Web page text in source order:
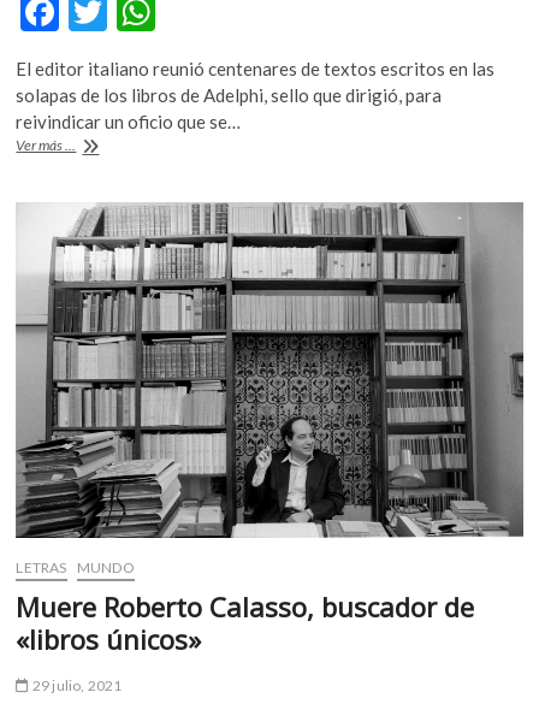
F
e
b
o
o
k
T
itt
er
at
s
p
p
El editor italiano reunió centenares de textos escritos en las
solapas de los libros de Adelphi, sello que dirigió, para
reivindicar un oficio que se…
Ver más ...
Las
literarias
de
Calasso
LETRAS MUNDO
Muere Roberto Calasso, buscador de
«libros únicos»
29 julio, 2021